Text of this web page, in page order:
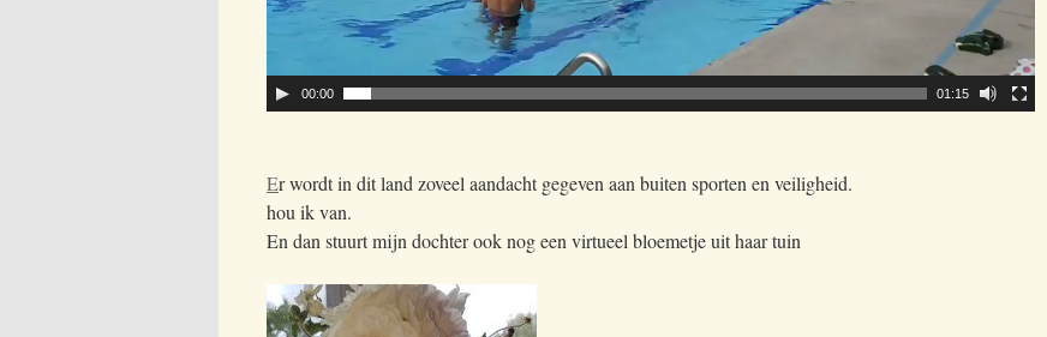
00:00 01:15
Er wordt in dit land zoveel aandacht gegeven aan buiten sporten en veiligheid.
hou ik van.
En dan stuurt mijn dochter ook nog een virtueel bloemetje uit haar tuin